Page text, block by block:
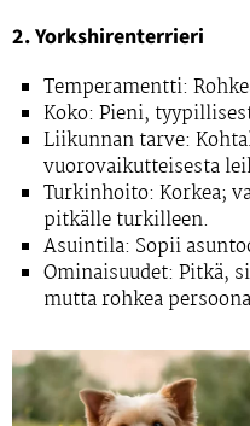
2. Yorkshirenterrieri
Temperamentti:
Koko: Pieni,
Liikunnan tarve:
vuorovaikutteisesta
Turkinhoito: Korkea;
pitkälle turkilleen.
Asuintila: Sopii
Ominaisuudet: Pitkä,
mutta rohkea